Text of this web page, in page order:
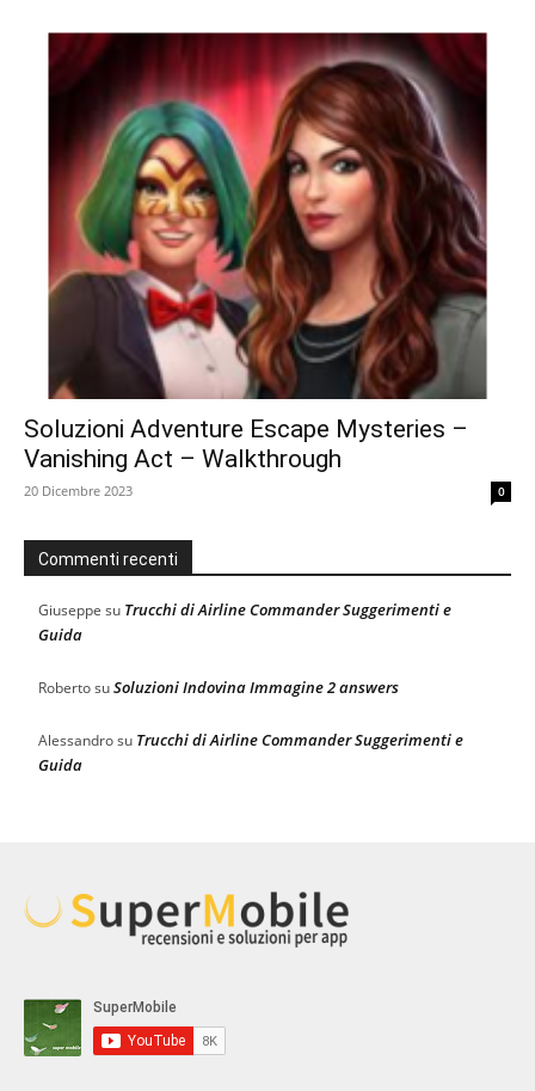
Soluzioni Adventure Escape Mysteries –
Vanishing Act – Walkthrough
20 Dicembre 2023 0
Commenti recenti
Giuseppe su Trucchi di Airline Commander Suggerimenti e
Guida
RobertosuSoluzioni Indovina Immagine 2 answers
Alessandrosu Trucchi di Airline Commander Suggerimenti e
Guida